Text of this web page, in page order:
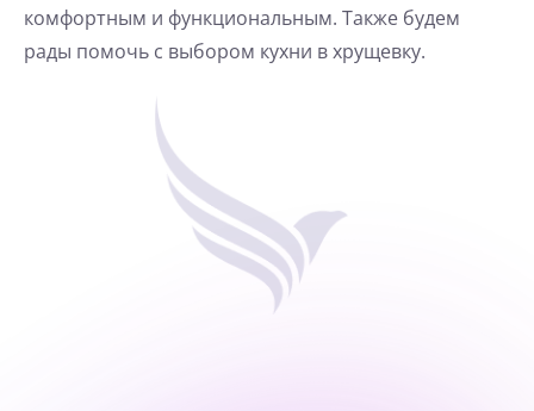
комфортным и функциональным. Также будем
рады помочь с выбором кухни в хрущевку.